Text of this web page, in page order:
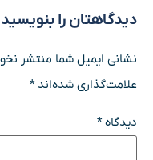
دیدگاهتان را بنویسید
نشانی ایمیل شما منتشر
علامت‌گذاری شده‌اند*
دیدگاه*